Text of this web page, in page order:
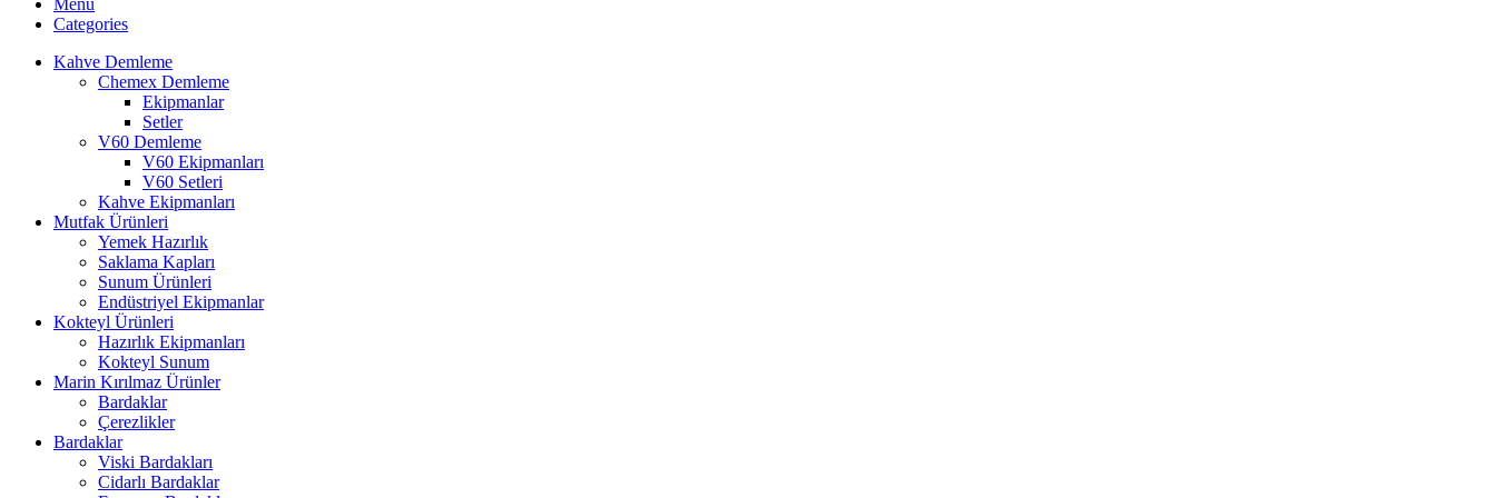
Categories
Kahve Demleme
Chemex Demleme
Ekipmanlar
Setler
V60 Demleme
V60 Ekipmanları
V60 Setleri
Kahve Ekipmanları
Mutfak Ürünleri
Yemek Hazırlık
Saklama Kapları
Sunum Ürünleri
Endüstriyel Ekipmanlar
Kokteyl Ürünleri
Hazırlık Ekipmanları
Kokteyl Sunum
Marin Kırılmaz Ürünler
Bardaklar
Çerezlikler
Bardaklar
Viski Bardakları
Cidarlı Bardaklar